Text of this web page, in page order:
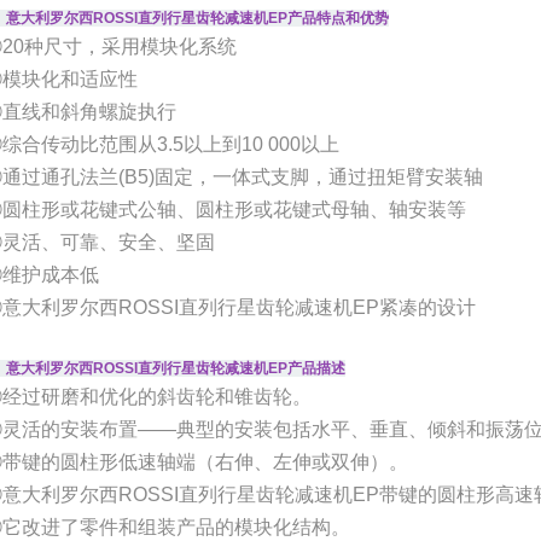
意大利罗尔西ROSSI直列行星齿轮减速机EP产品特点和优势
种尺寸，采用模块化系统
块化和适应性
线和斜角螺旋执行
合传动比范围从3.5以上到10 000以上
过通孔法兰(B5)固定，一体式支脚，通过扭矩臂安装轴
柱形或花键式公轴、圆柱形或花键式母轴、轴安装等
活、可靠、安全、坚固
护成本低
大利罗尔西ROSSI直列行星齿轮减速机EP紧凑的设计
意大利罗尔西ROSSI直列行星齿轮减速机EP产品描述
过研磨和优化的斜齿轮和锥齿轮。
活的安装布置——典型的安装包括水平、垂直、倾斜和振荡位
键的圆柱形低速轴端（右伸、左伸或双伸）。
大利罗尔西ROSSI直列行星齿轮减速机EP带键的圆柱形高速
改进了零件和组装产品的模块化结构。